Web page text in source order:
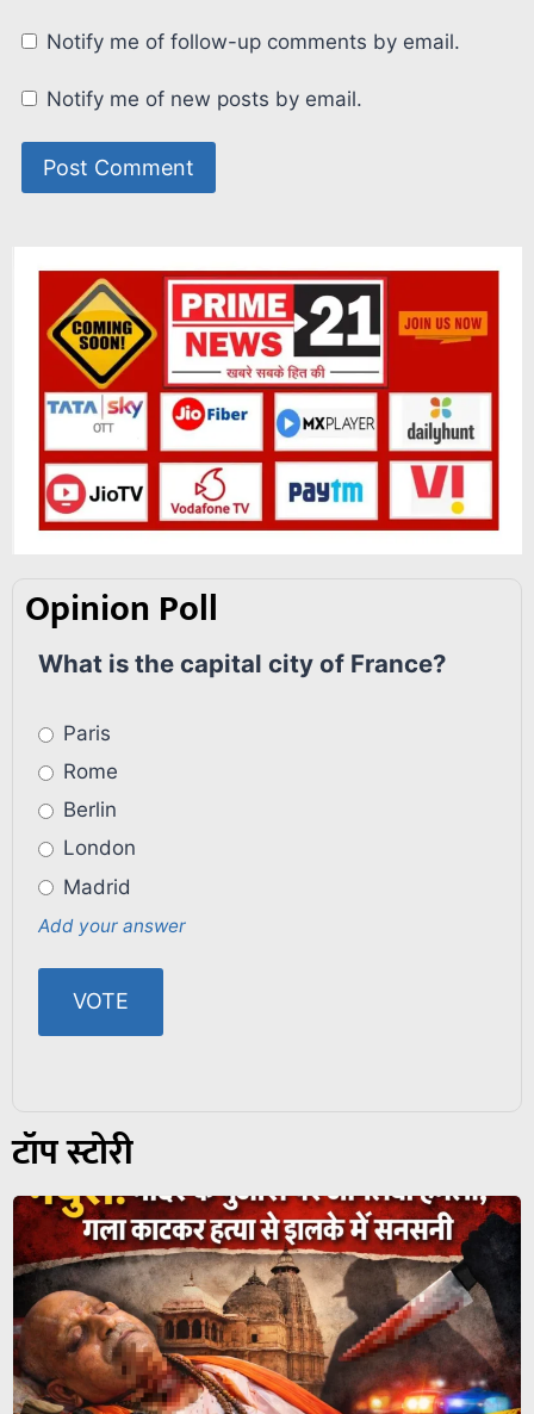
Notify me of follow-up comments by email.
Notify me of new posts by email.
Opinion Poll
What is the capital city of France?
Paris
Rome
Berlin
London
Madrid
Add your answer
टॉप स्टोरी